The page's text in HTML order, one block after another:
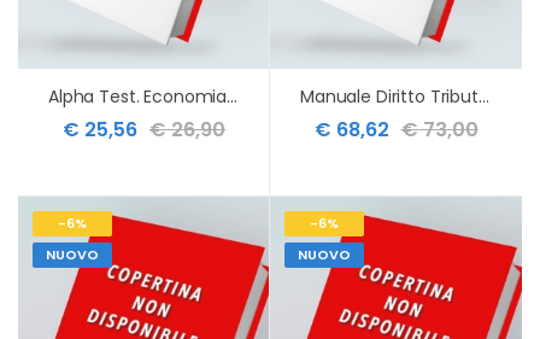
Alpha Test. Economia. Lauree Magistrali. Esercizi Commentati
€ 25,56 € 26,90
Manuale Diritto Tributario 8ed
€ 68,62 € 73,00
-6%
NUOVO
-6%
NUOVO